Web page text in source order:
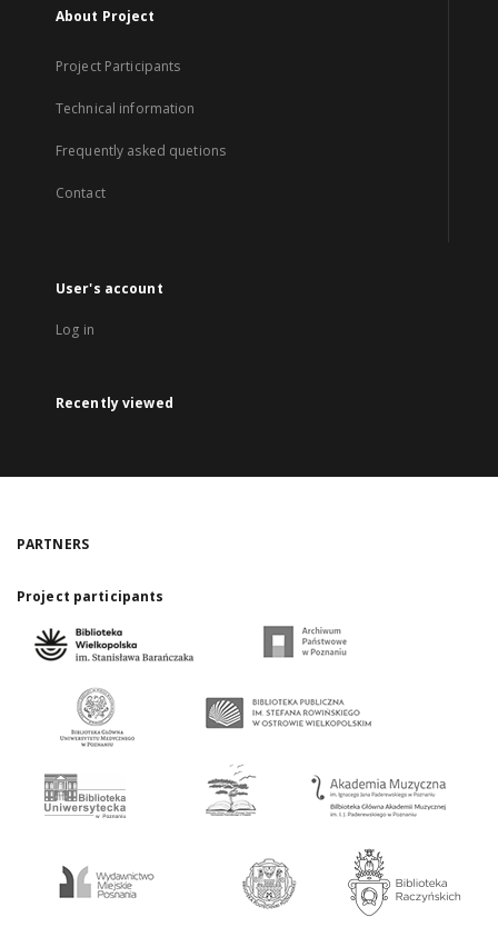
About Project
Project Participants
Technical information
Frequently asked quetions
Contact
User's account
Log in
Recently viewed
PARTNERS
Project participants